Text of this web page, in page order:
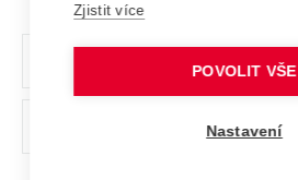
Ochrana osobních údajů
odkaz)
Zjistit více
POVOLIT VŠE
Nastavení